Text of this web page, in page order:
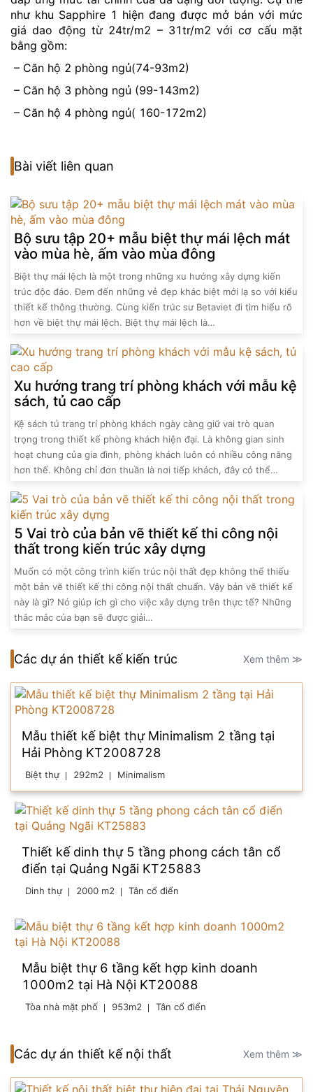
như khu Sapphire 1 hiện đang được mở bán với mức
giá dao động từ 24tr/m2 – 31tr/m2 với cơ cấu mặt
bằng gồm:
– Căn hộ 2 phòng ngủ(74-93m2)
– Căn hộ 3 phòng ngủ (99-143m2)
– Căn hộ 4 phòng ngủ( 160-172m2)
Bài viết liên quan
Bộ sưu tập 20+ mẫu biệt thự mái lệch mát
vào mùa hè, ấm vào mùa đông
Biệt thự mái lệch là một trong những xu hướng xây dựng kiến
trúc độc đáo. Đem đến những vẻ đẹp khác biệt mới lạ so với kiểu
thiết kế thông thường. Cùng kiến trúc sư Betaviet đi tìm hiểu rõ
hơn về biệt thự mái lệch. Biệt thự mái lệch là…
Xu hướng trang trí phòng khách với mẫu kệ
sách, tủ cao cấp
Kệ sách tủ trang trí phòng khách ngày càng giữ vai trò quan
trọng trong thiết kế phòng khách hiện đại. Là không gian sinh
hoạt chung của gia đình, phòng khách luôn có nhiều công năng
hơn thế. Không chỉ đơn thuần là nơi tiếp khách, đây có thể…
5 Vai trò của bản vẽ thiết kế thi công nội
thất trong kiến trúc xây dựng
Muốn có một công trình kiến trúc nội thất đẹp không thể thiếu
một bản vẽ thiết kế thi công nội thất chuẩn. Vậy bản vẽ thiết kế
này là gì? Nó giúp ích gì cho việc xây dựng trên thực tế? Những
thắc mắc của bạn sẽ được giải…
Các dự án thiết kế kiến trúc Xem thêm ≫
Mẫu thiết kế biệt thự Minimalism 2 tầng tại
Hải Phòng KT2008728
Biệt thự 292m2 Minimalism
Thiết kế dinh thự 5 tầng phong cách tân cổ
điển tại Quảng Ngãi KT25883
Dinh thự 2000 m2 Tân cổ điển
Mẫu biệt thự 6 tầng kết hợp kinh doanh
1000m2 tại Hà Nội KT20088
Tòa nhà mặt phố 953m2 Tân cổ điển
Các dự án thiết kế nội thất Xem thêm ≫